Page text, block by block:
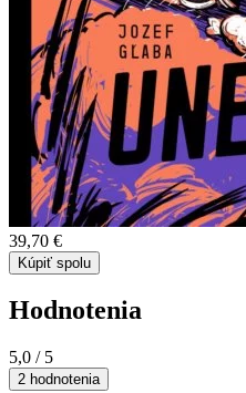
39,70 €
Kúpiť spolu
Hodnotenia
5,0 / 5
2 hodnotenia